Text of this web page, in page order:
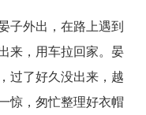
子外出，在路上遇到
来，用车拉回家。晏
过了好久没出来，越
惊，匆忙整理好衣帽